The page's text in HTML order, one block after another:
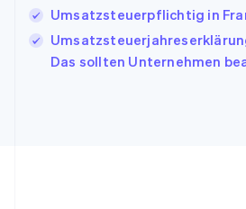
Umsatzsteuerpflichtig in
Das sollten Unternehmen
EnglishFrançais
Kroatien
English Italiano